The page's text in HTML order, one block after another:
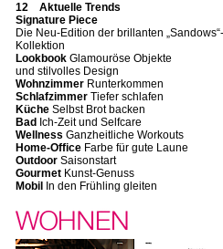
12 Aktuelle Trends
Signature Piece
Die Neu-Edition der brillanten „Sandows“-
Kollektion
Lookbook Glamouröse Objekte
und stilvolles Design
Wohnzimmer Runterkommen
Schlafzimmer Tiefer schlafen
Küche Selbst Brot backen
Bad Ich-Zeit und Selfcare
Wellness Ganzheitliche Workouts
Home-Office Farbe für gute Laune
Outdoor Saisonstart
Gourmet Kunst-Genuss
Mobil
In den Frühling gleiten